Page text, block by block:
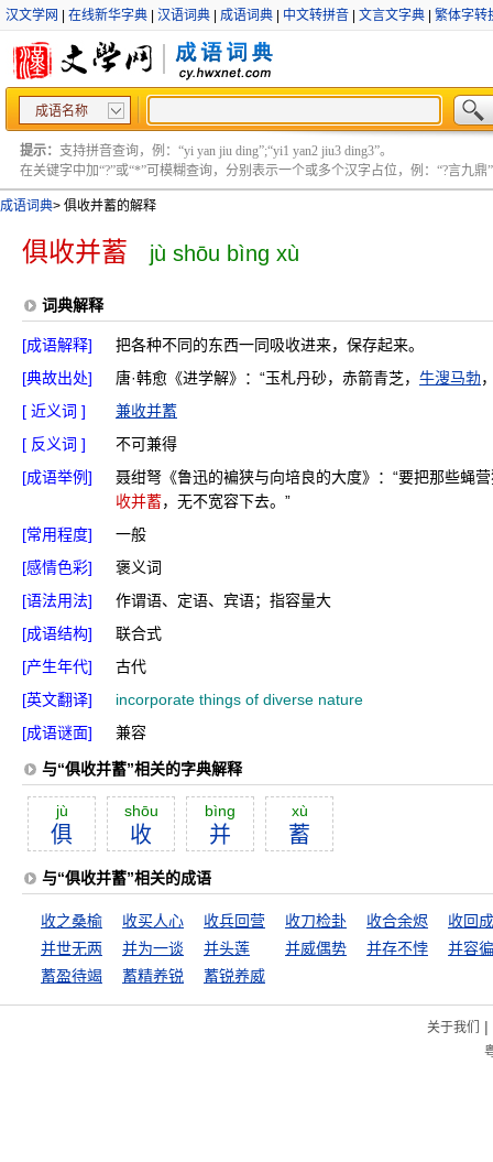
汉文学网 在线新华字典 汉语词典 成语词典 中文转拼音 文言文字典 繁体字转
成语名称
提示： 支持拼音查询，例：“yi yan jiu ding”;“yi1 yan2 jiu3 ding3”。
在关键字中加“?”或“*”可模糊查询，分别表示一个或多个汉字占位，例：“?言九鼎”
成语词典> 俱收并蓄的解释
俱收并蓄 jù shōu bìng xù
词典解释
[成语解释]
把各种不同的东西一同吸收进来，保存起来。
[典故出处]
唐·韩愈《进学解》：“玉札丹砂，赤箭青芝， 牛溲马勃
[ 近义词 ]
兼收并蓄
[ 反义词 ]
不可兼得
[成语举例]
聂绀弩《鲁迅的褊狭与向培良的大度》：“要把那些蝇
收并蓄，无不宽容下去。”
[常用程度]
一般
[感情色彩]
褒义词
[语法用法]
作谓语、定语、宾语；指容量大
[成语结构]
联合式
[产生年代]
古代
[英文翻译]
incorporate things of diverse nature
[成语谜面]
兼容
与“俱收并蓄”相关的字典解释
jù
俱
shōu
收
bìng
并
xù
蓄
与“俱收并蓄”相关的成语
收之桑榆 收买人心 收兵回营 收刀检卦 收合余烬
收回
并世无两
并为一谈 并头莲 并威偶势 并存不悖
并容
蓄盈待竭
蓄精养锐 蓄锐养威
关于我们 |